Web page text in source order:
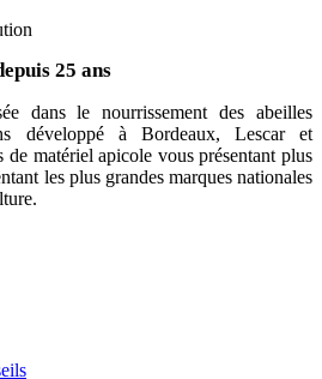
25 ans
dans le nourrissement des abeilles
développé à Bordeaux, Lescar et
de matériel apicole vous présentant plus
les plus grandes marques nationales